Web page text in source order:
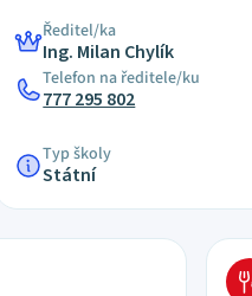
Ředitel/ka
Ing. Milan Chylík
Telefon na ředitele/ku
777 295 802
Typ školy
Státní